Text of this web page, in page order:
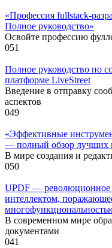
«Профессия fullstack-
Полное руководство»
Освойте профессию
051
Полное руководство по
платформе LiveStreet
Введение в отправку
аспектов
049
«Эффективные
— полный обзор лучших
В мире создания и
050
UPDF — революционное
интеллектом,
В современном мире
документами
041